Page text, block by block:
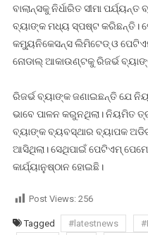
ବାଲାନ୍ସକୁ ନିର୍ଧାରିତ ସୀମା
ବ୍ୟାଙ୍କ ମଧ୍ୟ ସ୍ପଷ୍ଟ କରିଛନ୍ତି।
କମ୍ୟୁନିକେସନ୍ସ ଲିମିଟେଡ୍ ଓ
ନୋଡାଲ୍‌ ଆକାଉଣ୍ଟକୁ ରିଜର୍ଭ
ରିଜର୍ଭ ବ୍ୟାଙ୍କ ଜଣାଇଛନ୍ତି ଯେ
ଭାବେ ପାଳନ କରୁନଥିଲା। ନିୟମିତ
ବ୍ୟାଙ୍କ ବ୍ୟବସ୍ଥାର ବ୍ୟାପକ ଅଡିଟ୍‌
ଆସିଥିଲା। ସେଥିପାଇଁ ପେଟିଏମ୍
କାର୍ଯ୍ୟାନୁଷ୍ଠାନ ହୋଇଛି।
Post Views: 256
Tagged #latestnews